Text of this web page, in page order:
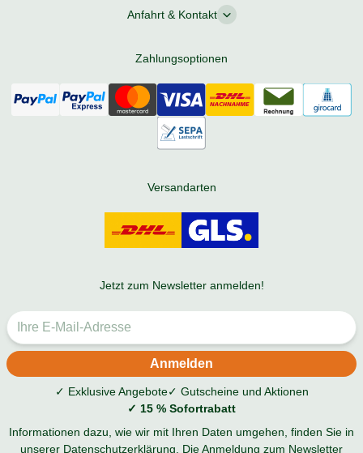
Anfahrt & Kontakt
Zahlungsoptionen
Versandarten
Jetzt zum Newsletter anmelden!
✓ Exklusive Angebote✓ Gutscheine und Aktionen
✓ 15 % Sofortrabatt
Informationen dazu, wie wir mit Ihren Daten umgehen, finden Sie in
unserer Datenschutzerklärung . Die Anmeldung zum Newsletter